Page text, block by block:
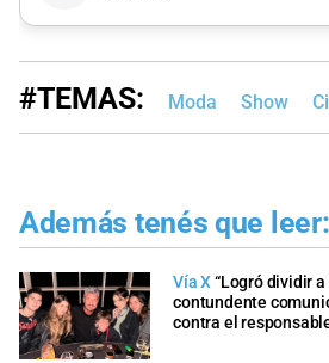
#TEMAS: Moda Show
Además tenés que leer:
Vía X“Logró dividir a
contundente
contra el